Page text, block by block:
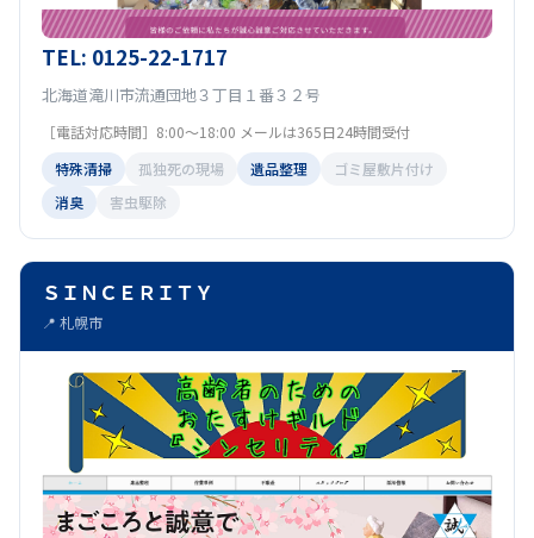
TEL: 0125-22-1717
北海道滝川市流通団地３丁目１番３２号
［電話対応時間］8:00〜18:00 メールは365日24時間受付
特殊清掃
孤独死の現場 遺品整理
ゴミ屋敷片付け
消臭
害虫駆除
ＳＩＮＣＥＲＩＴＹ
📍 札幌市